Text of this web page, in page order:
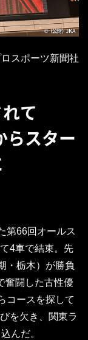
スポーツ新聞社
て
らスター
第66回オールス
4車で結束。先
・栃木）が勝負
奮闘した古性優
コースを探して
を欠き、関東ラ
んだ。